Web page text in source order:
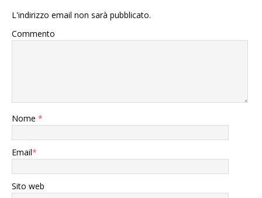
L'indirizzo email non sarà pubblicato.
Commento
Nome *
Email*
Sito web